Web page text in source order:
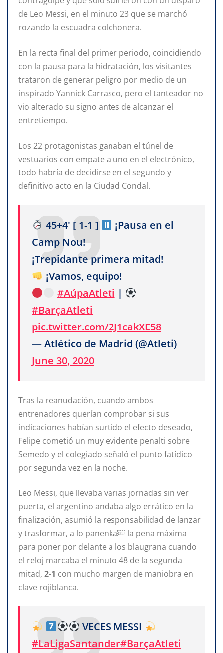
de Leo Messi, en el minuto 23 que se marchó
rozando la escuadra colchonera.
En la recta final del primer periodo, coincidiendo
con la pausa para la hidratación, los visitantes
trataron de generar peligro por medio de un
inspirado Yannick Carrasco, pero el tanteador no
vio alterado su signo antes de alcanzar el
entretiempo.
Los 22 protagonistas ganaban el túnel de
vestuarios con empate a uno en el electrónico,
todo habría de decidirse en el segundo y
definitivo acto en la Ciudad Condal.
45+4' [ 1-1 ]
¡Pausa en el
Camp Nou!
¡Trepidante primera mitad!
¡Vamos, equipo!
#AúpaAtleti |
#BarçaAtleti
pic.twitter.com/2J1cakXE58
— Atlético de Madrid (@Atleti)
June 30, 2020
Tras la reanudación, cuando ambos
entrenadores querían comprobar si sus
indicaciones habían surtido el efecto deseado,
Felipe cometió un muy evidente penalti sobre
Semedo y el colegiado señaló el punto fatídico
por segunda vez en la noche.
Leo Messi, que llevaba varias jornadas sin ver
puerta, el argentino andaba algo errático en la
finalización, asumió la responsabilidad de lanzar
y trasformar, a lo panenka￼ la pena máxima
para poner por delante a los blaugrana cuando
el reloj marcaba el minuto 48 de la segunda
mitad, 2-1 con mucho margen de maniobra en
clave rojiblanca.
VECES MESSI
#LaLigaSantander#BarçaAtleti